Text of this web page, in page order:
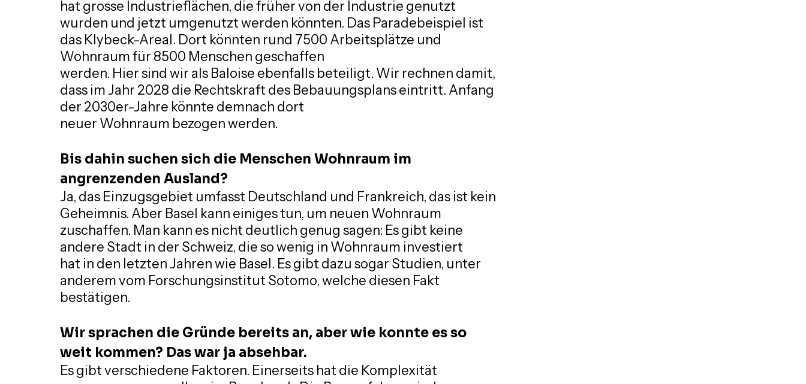
hat grosse Industrieflächen, die früher von der Industrie genutzt
wurden und jetzt umgenutzt werden könnten. Das Paradebeispiel ist
das Klybeck-Areal. Dort könnten rund 7500 Arbeitsplätze und
Wohnraum für 8500 Menschen geschaffen
werden. Hier sind wir als Baloise ebenfalls beteiligt. Wir rechnen damit,
dass im Jahr 2028 die Rechtskraft des Bebauungsplans eintritt. Anfang
der 2030er-Jahre könnte demnach dort
neuer Wohnraum bezogen werden.
Bis dahin suchen sich die Menschen Wohnraum im
angrenzenden Ausland?
Ja, das Einzugsgebiet umfasst Deutschland und Frankreich, das ist kein
Geheimnis. Aber Basel kann einiges tun, um neuen Wohnraum
zuschaffen. Man kann es nicht deutlich genug sagen: Es gibt keine
andere Stadt in der Schweiz, die so wenig in Wohnraum investiert
hat in den letzten Jahren wie Basel. Es gibt dazu sogar Studien, unter
anderem vom Forschungsinstitut Sotomo, welche diesen Fakt
bestätigen.
Wir sprachen die Gründe bereits an, aber wie konnte es so
weit kommen? Das war ja absehbar.
Es gibt verschiedene Faktoren. Einerseits hat die Komplexität